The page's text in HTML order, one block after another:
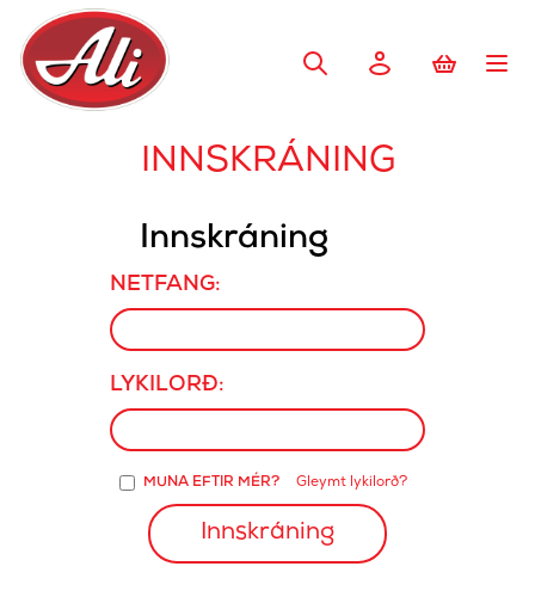
INNSKRÁNING
Innskráning
NETFANG:
LYKILORÐ:
MUNA EFTIR MÉR? Gleymt lykilorð?